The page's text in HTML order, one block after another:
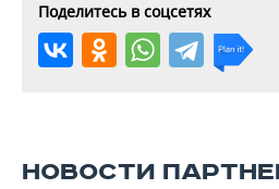
Поделитесь в соцсетях
НОВОСТИ